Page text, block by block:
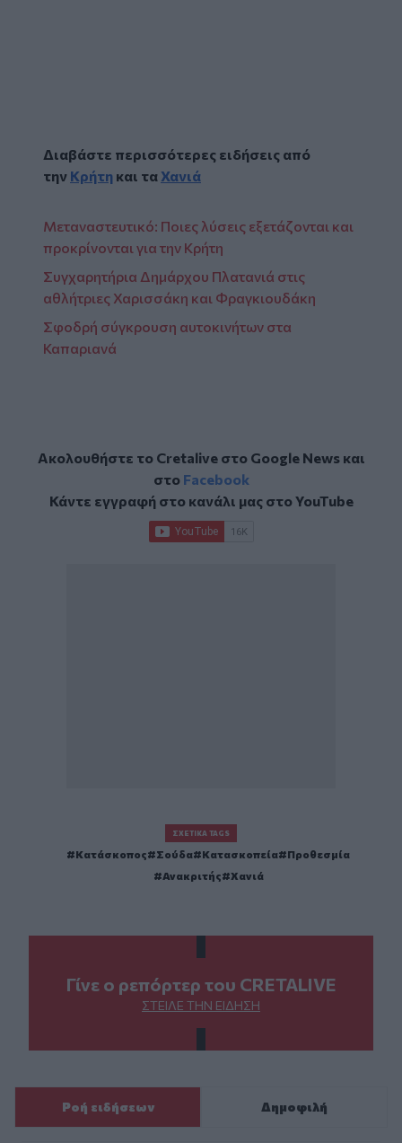
Διαβάστε περισσότερες ειδήσεις από
την Κρήτη και τα Χανιά
Μεταναστευτικό: Ποιες λύσεις εξετάζονται και
προκρίνονται για την Κρήτη
Συγχαρητήρια Δημάρχου Πλατανιά στις
αθλήτριες Χαρισσάκη και Φραγκιουδάκη
Σφοδρή σύγκρουση αυτοκινήτων στα
Καπαριανά
Ακολουθήστε το Cretalive στο Google Newsκαι
στο Facebook
Κάντε εγγραφή στο κανάλι μας στοYouTube
ΣΧΕΤΙΚΆ TAGS
Κατάσκοπος Σούδα Κατασκοπεία
Προθεσμία
Ανακριτής
Χανιά
Γίνε ο ρεπόρτερ του CRETALIVE
ΣΤΕΊΛΕ ΤΗΝ ΕΊΔΗΣΗ
Ροή ειδήσεων Δημοφιλή